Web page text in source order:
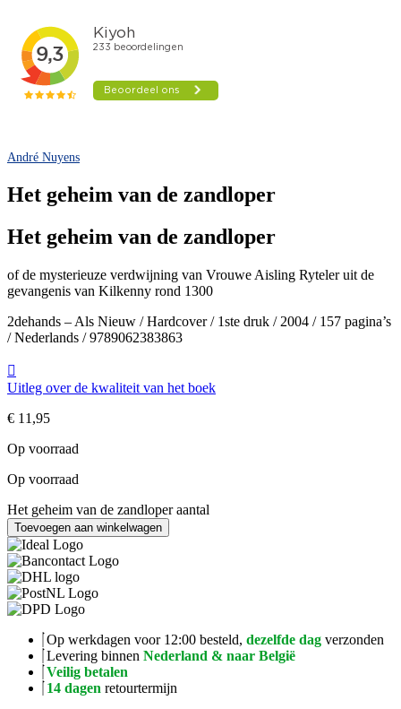
André Nuyens
Het geheim van de zandloper
Het geheim van de zandloper
of de mysterieuze verdwijning van Vrouwe Aisling Ryteler uit de
gevangenis van Kilkenny rond 1300
2dehands – Als Nieuw / Hardcover / 1ste druk / 2004 / 157 pagina’s
/ Nederlands / 9789062383863
Uitleg over de kwaliteit van het boek
€ 11,95
Op voorraad
Op voorraad
Het geheim van de zandloper aantal
Toevoegen aan winkelwagen
Op werkdagen voor 12:00 besteld, dezelfde dag verzonden
Levering binnen Nederland & naar België
Veilig betalen
14 dagen retourtermijn